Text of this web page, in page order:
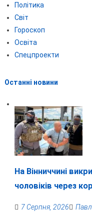
Політика
Світ
Гороскоп
Освіта
Спецпроекти
Останні новини
На Вінниччині
чоловіків через
7 Серпня, 2026